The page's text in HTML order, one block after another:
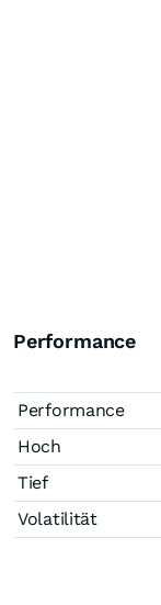
Performance
Performance
Hoch
Tief
Volatilität